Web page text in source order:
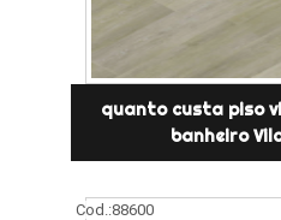
quanto custa piso
banheiro
Cod.:88600